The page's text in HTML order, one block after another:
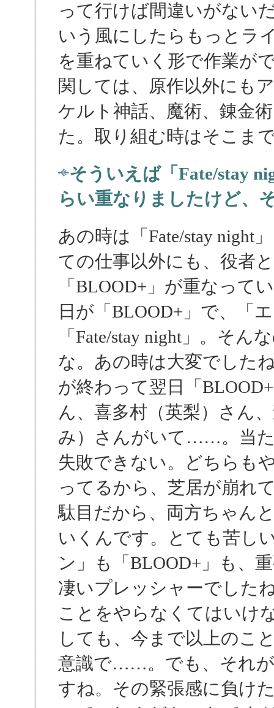
って行けば間違いがない
いう風にしたらもっとラ
を重ねていく形で作業が
関しては、原作以外にも
ケルト神話、魔術、錬金
た。取り組む時はそこま
そういえば「Fate/stay
らい重なりましたけど、
あの時は「Fate/stay night
ての仕事以外にも、役者
「BLOOD+」が重なって
日が「BLOOD+」で、「
「Fate/stay night」。そ
な。あの時は大変でした
が終わって翌日「
ん、喜多村（英梨）さん
み）さんがいて……。当
失敗できない。どちらも
ってるから、芝居が崩れ
駄目だから、両方ちゃん
いくんです。とても苦し
ン」も「BLOOD+」も、
凄いプレッシャーでした
ことをやらなくてはいけ
しても、今まで以上のこ
意識で……。でも、それ
すね。その緊張感に負け